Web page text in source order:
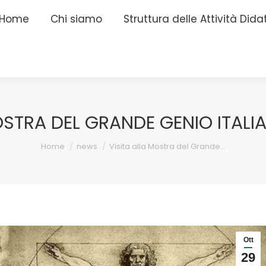
Chi siamo Struttura delle Attività
DEL GRANDE GENIO
Tu sei qui:
Home news Visita alla Mostra del Grande…
Ott
29
Chi siamo Struttura delle Attività